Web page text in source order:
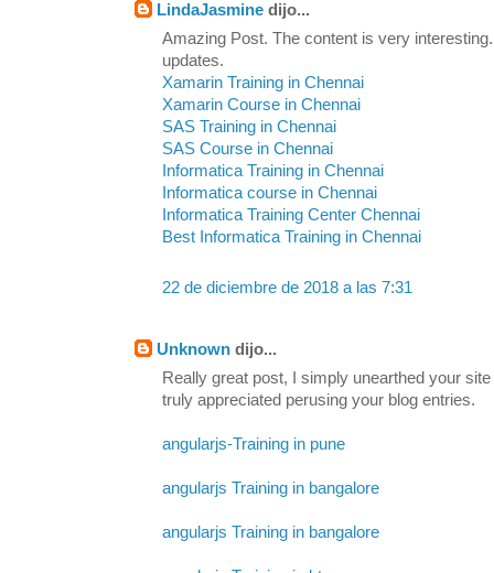
LindaJasmine dijo...
Amazing Post. The content is very
updates.
Xamarin Training in Chennai
Xamarin Course in Chennai
SAS Training in Chennai
SAS Course in Chennai
Informatica Training in Chennai
Informatica course in Chennai
Informatica Training Center Chennai
Best Informatica Training in Chennai
22 de diciembre de 2018 a las 7:31
Unknown dijo...
Really great post, I simply unearthed your
truly appreciated perusing your blog entries.
angularjs-Training in pune
angularjs Training in bangalore
angularjs Training in bangalore